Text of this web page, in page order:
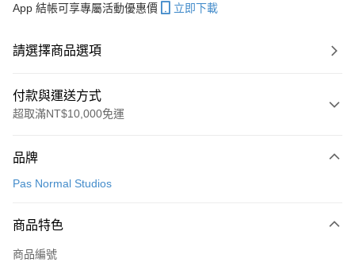
App 結帳可享專屬活動優惠價 立即下載
請選擇商品選項
付款與運送方式
超取滿NT$10,000免運
信用卡一次付款
LINE Pay
Apple Pay
品牌
Pas Normal Studios
商品特色
商品編號